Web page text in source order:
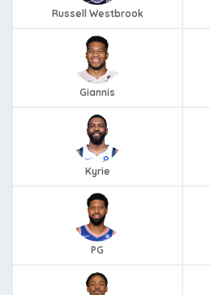
Russell Westbrook
Giannis
Kyrie
PG